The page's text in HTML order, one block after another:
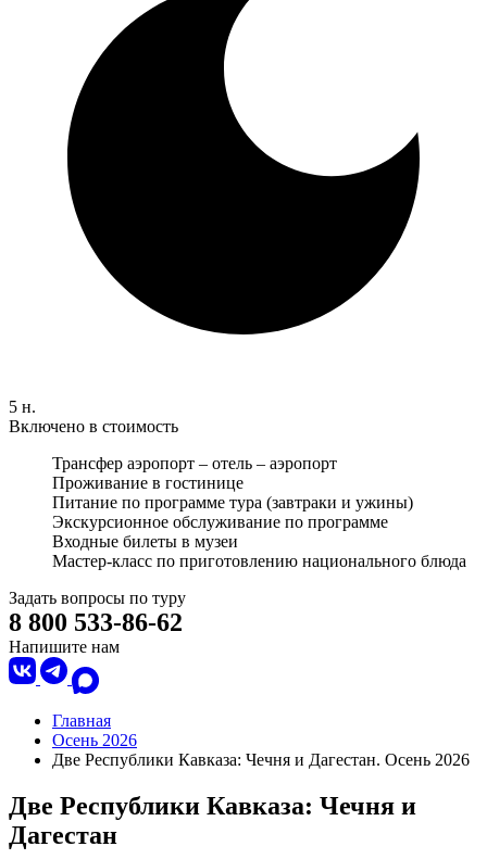
5 н.
Включено в стоимость
Трансфер аэропорт – отель – аэропорт
Проживание в гостинице
Питание по программе тура (завтраки и ужины)
Экскурсионное обслуживание по программе
Входные билеты в музеи
Мастер-класс по приготовлению национального блюда
Задать вопросы по туру
8 800 533-86-62
Напишите нам
Главная
Осень 2026
Две Республики Кавказа: Чечня и Дагестан. Осень 2026
Две Республики Кавказа: Чечня и
Дагестан